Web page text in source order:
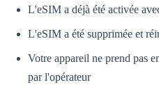
L'eSIM a déjà été activée
L'eSIM a été supprimée et
Votre appareil ne prend pas
par l'opérateur